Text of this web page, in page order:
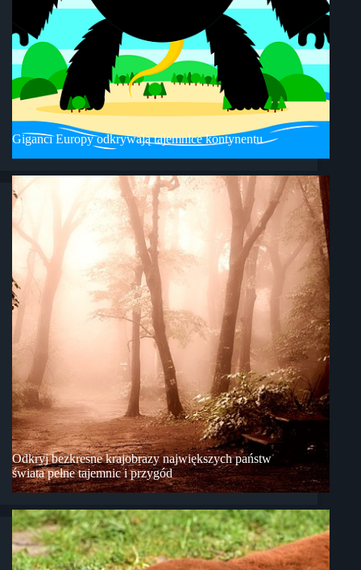
Giganci Europy odkrywają tajemnice kontynentu
Odkryj bezkresne krajobrazy największych państw
świata pełne tajemnic i przygód